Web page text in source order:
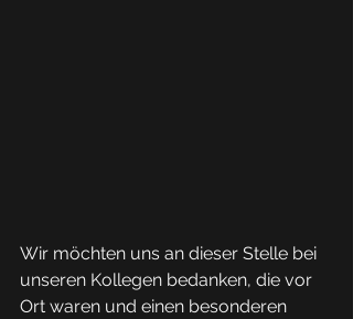
Wir möchten uns an dieser Stelle bei
unseren Kollegen bedanken, die vor
Ort waren und einen besonderen